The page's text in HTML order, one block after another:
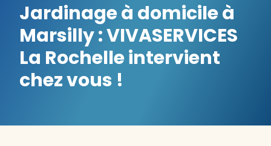
Jardinage à domicile à
Marsilly :VIVASERVICES
La Rochelle intervient
chez vous !